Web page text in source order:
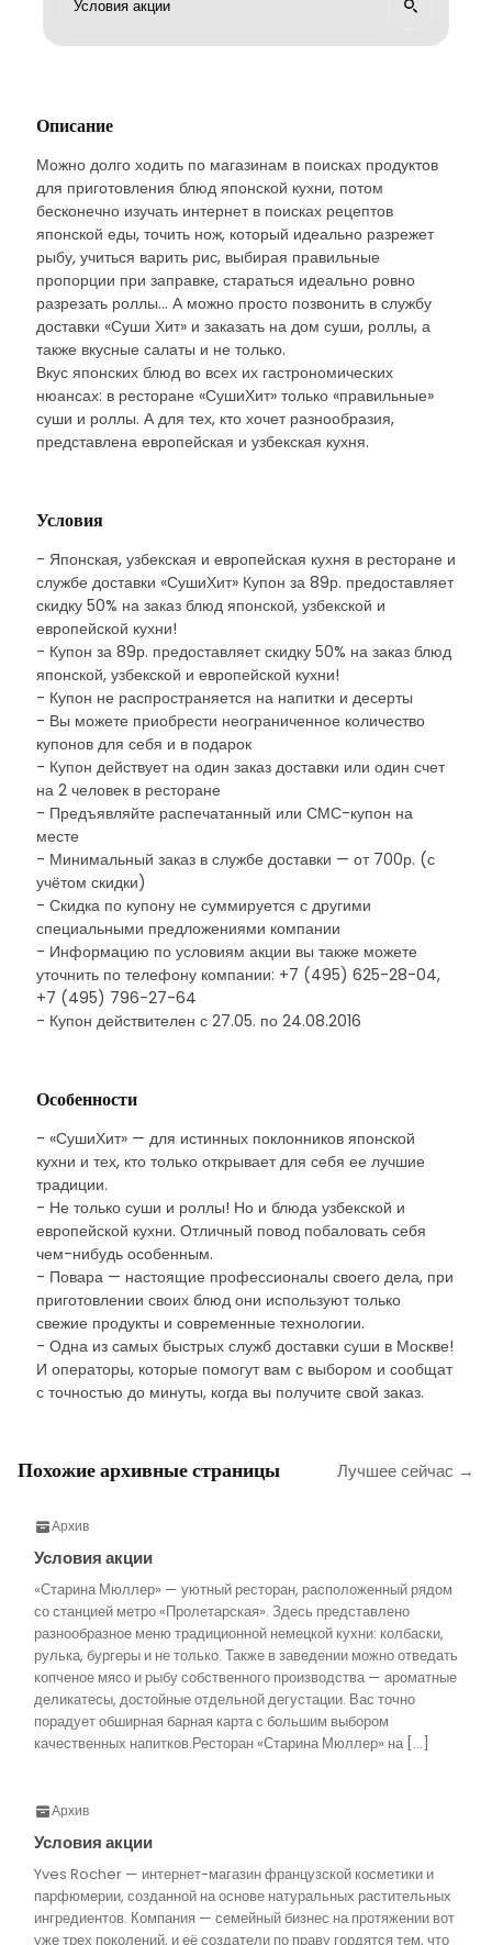
Описание
Можно долго ходить по магазинам в поисках продуктов
для приготовления блюд японской кухни, потом
бесконечно изучать интернет в поисках рецептов
японской еды, точить нож, который идеально разрежет
рыбу, учиться варить рис, выбирая правильные
пропорции при заправке, стараться идеально ровно
разрезать роллы... А можно просто позвонить в службу
доставки «Суши Хит» и заказать на дом суши, роллы, а
также вкусные салаты и не только.
Вкус японских блюд во всех их гастрономических
нюансах: в ресторане «СушиХит» только «правильные»
суши и роллы. А для тех, кто хочет разнообразия,
представлена европейская и узбекская кухня.
Условия
- Японская, узбекская и европейская кухня в ресторане и
службе доставки «СушиХит» Купон за 89р. предоставляет
скидку 50% на заказ блюд японской, узбекской и
европейской кухни!
- Купон за 89р. предоставляет скидку 50% на заказ блюд
японской, узбекской и европейской кухни!
- Купон не распространяется на напитки и десерты
- Вы можете приобрести неограниченное количество
купонов для себя и в подарок
- Купон действует на один заказ доставки или один счет
на 2 человек в ресторане
- Предъявляйте распечатанный или СМС-купон на
месте
- Минимальный заказ в службе доставки — от 700р. (с
учётом скидки)
- Скидка по купону не суммируется с другими
специальными предложениями компании
- Информацию по условиям акции вы также можете
уточнить по телефону компании: +7 (495) 625-28-04,
+7 (495) 796-27-64
- Купон действителен с 27.05. по 24.08.2016
Особенности
- «СушиХит» — для истинных поклонников японской
кухни и тех, кто только открывает для себя ее лучшие
традиции.
- Не только суши и роллы! Но и блюда узбекской и
европейской кухни. Отличный повод побаловать себя
чем-нибудь особенным.
- Повара — настоящие профессионалы своего дела, при
приготовлении своих блюд они используют только
свежие продукты и современные технологии.
- Одна из самых быстрых служб доставки суши в Москве!
И операторы, которые помогут вам с выбором и сообщат
с точностью до минуты, когда вы получите свой заказ.
Похожие архивные страницы Лучшее сейчас →
Архив
Условия акции
«Старина Мюллер» — уютный ресторан, расположенный рядом
со станцией метро «Пролетарская». Здесь представлено
разнообразное меню традиционной немецкой кухни: колбаски,
рулька, бургеры и не только. Также в заведении можно отведать
копченое мясо и рыбу собственного производства — ароматные
деликатесы, достойные отдельной дегустации. Вас точно
порадует обширная барная карта с большим выбором
качественных напитков.Ресторан «Старина Мюллер» на […]
Архив
Условия акции
Yves Rocher — интернет-магазин французской косметики и
парфюмерии, созданной на основе натуральных растительных
ингредиентов. Компания — семейный бизнес на протяжении вот
уже трех поколений, и её создатели по праву гордятся тем, что